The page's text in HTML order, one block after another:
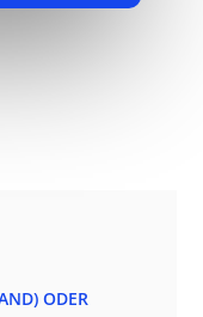
ODER